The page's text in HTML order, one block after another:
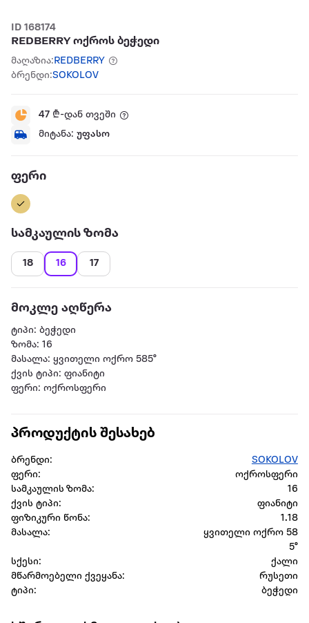
ID 168174
REDBERRY ოქროს ბეჭედი
მაღაზია: REDBERRY
ბრენდი:SOKOLOV
47 ₾-დან თვეში
მიტანა: უფასო
ფერი
სამკაულის ზომა
18 16 17
მოკლე აღწერა
ტიპი: ბეჭედი
ზომა: 16
მასალა: ყვითელი ოქრო 585°
ქვის ტიპი: ფიანიტი
ფერი: ოქროსფერი
პროდუქტის შესახებ
ბრენდი:
SOKOLOV
ფერი:
ოქროსფერი
სამკაულის ზომა:
16
ქვის ტიპი:
ფიანიტი
ფიზიკური წონა:
1.18
მასალა:
ყვითელი ოქრო 58
5°
სქესი:
ქალი
მწარმოებელი ქვეყანა:
რუსეთი
ტიპი:
ბეჭედი